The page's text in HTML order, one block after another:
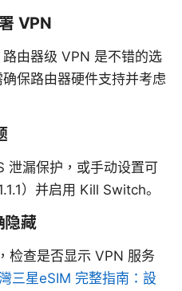
VPN
由器级 VPN 是不错的选
保路由器硬件支持并考虑
泄漏保护，或手动设置可
）并启用 Kill Switch。
隐藏
检查是否显示 VPN 服务
三星eSIM 完整指南：設